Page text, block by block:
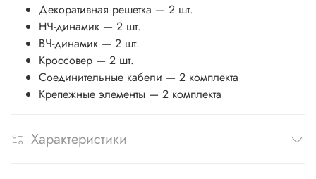
Декоративная решетка — 2 шт.
НЧ-динамик — 2 шт.
ВЧ-динамик — 2 шт.
Кроссовер — 2 шт.
Соединительные кабели — 2 комплекта
Крепежные элементы — 2 комплекта
Характеристики